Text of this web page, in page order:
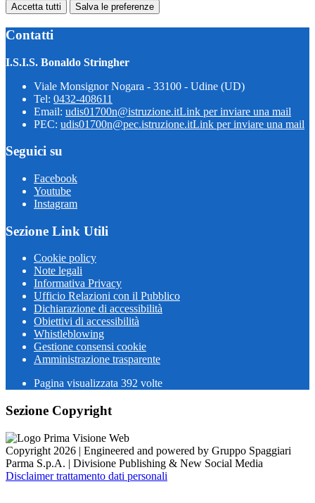
Accetta tutti Salva le preferenze
Contatti
I.S.I.S. Bonaldo Stringher
Viale Monsignor Nogara - 33100 - Udine (UD)
Tel: 0432-408611
Email: udis01700n@istruzione.itLink per inviare una mail
PEC: udis01700n@pec.istruzione.itLink per inviare una mail
Seguici su
Facebook
Youtube
Instagram
Sezione Link Utili
Cookie policy
Note legali
Informativa Privacy
Ufficio Relazioni con il Pubblico
Dichiarazione di accessibilità
Obiettivi di accessibilità
Whistleblowing
Gestione consensi cookie
Amministrazione trasparente
Pagina visualizzata 392 volte
Sezione Copyright
Copyright 2026 | Engineered and powered by Gruppo Spaggiari
Parma S.p.A. | Divisione Publishing & New Social Media
Disclaimer trattamento dati personali